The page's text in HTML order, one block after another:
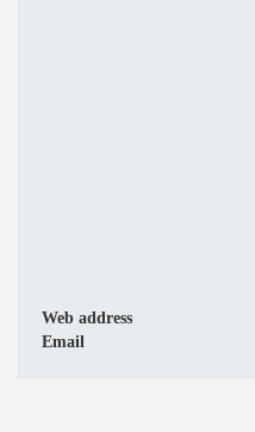
Web address
Email